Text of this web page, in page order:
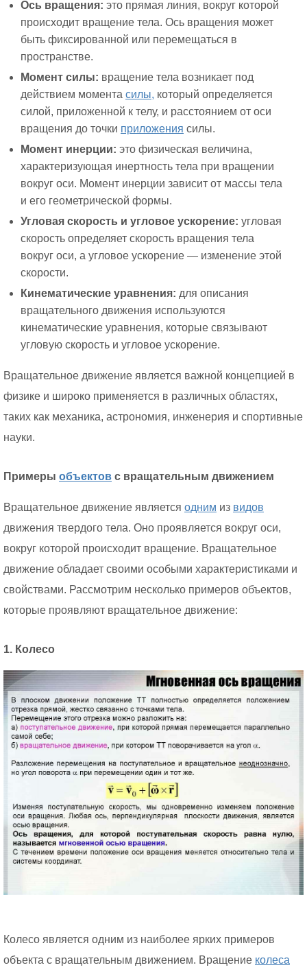
Ось вращения: это прямая линия, вокруг которой
происходит вращение тела. Ось вращения может
быть фиксированной или перемещаться в
пространстве.
Момент силы: вращение тела возникает под
действием момента силы, который определяется
силой, приложенной к телу, и расстоянием от оси
вращения до точки приложения силы.
Момент инерции: это физическая величина,
характеризующая инертность тела при вращении
вокруг оси. Момент инерции зависит от массы тела
и его геометрической формы.
Угловая скорость и угловое ускорение: угловая
скорость определяет скорость вращения тела
вокруг оси, а угловое ускорение — изменение этой
скорости.
Кинематические уравнения: для описания
вращательного движения используются
кинематические уравнения, которые связывают
угловую скорость и угловое ускорение.
Вращательное движение является важной концепцией в
физике и широко применяется в различных областях,
таких как механика, астрономия, инженерия и спортивные
науки.
Примеры объектов с вращательным движением
Вращательное движение является одним из видов
движения твердого тела. Оно проявляется вокруг оси,
вокруг которой происходит вращение. Вращательное
движение обладает своими особыми характеристиками и
свойствами. Рассмотрим несколько примеров объектов,
которые проявляют вращательное движение:
1. Колесо
Колесо является одним из наиболее ярких примеров
объекта с вращательным движением. Вращение колеса